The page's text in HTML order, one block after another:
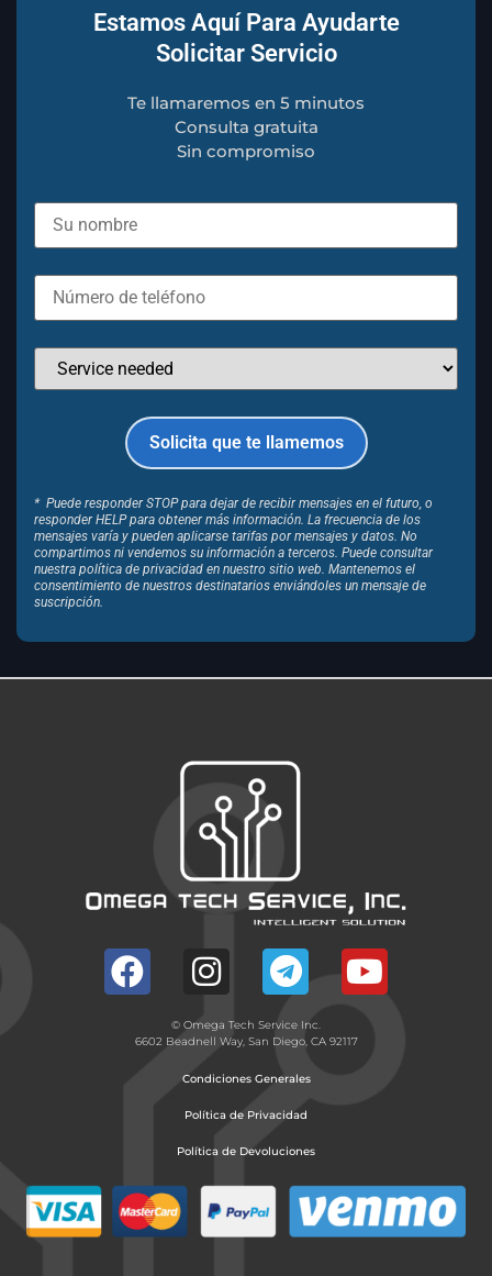
Estamos Aquí Para Ayudarte
Solicitar Servicio
Te llamaremos en 5 minutos
Consulta gratuita
Sin compromiso
* Puede responder STOP para dejar de recibir mensajes en el futuro, o
responder HELP para obtener más información. La frecuencia de los
mensajes varía y pueden aplicarse tarifas por mensajes y datos. No
compartimos ni vendemos su información a terceros. Puede consultar
nuestra política de privacidad en nuestro sitio web. Mantenemos el
consentimiento de nuestros destinatarios enviándoles un mensaje de
suscripción.
© Omega Tech Service Inc.
6602 Beadnell Way, San Diego, CA 92117
Condiciones Generales
Política de Privacidad
Política de Devoluciones